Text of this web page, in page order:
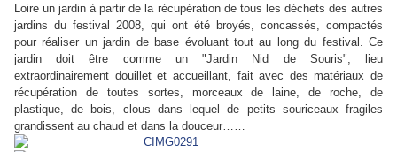
Loire un jardin à partir de la récupération de tous les déchets des autres
jardins du festival 2008, qui ont été broyés, concassés, compactés
pour réaliser un jardin de base évoluant tout au long du festival. Ce
jardin doit être comme un "Jardin Nid de Souris", lieu
extraordinairement douillet et accueillant, fait avec des matériaux de
récupération de toutes sortes, morceaux de laine, de roche, de
plastique, de bois, clous dans lequel de petits souriceaux fragiles
grandissent au chaud et dans la douceur……